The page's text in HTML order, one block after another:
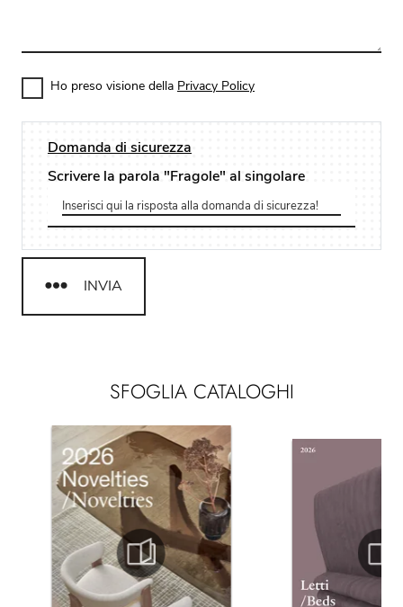
SFOGLIA CATALOGHI
Ho preso visione della Privacy Policy
Domanda di sicurezza
Scrivere la parola "Fragole" al singolare
INVIA